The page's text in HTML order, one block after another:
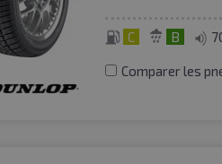
C B
Comparer les